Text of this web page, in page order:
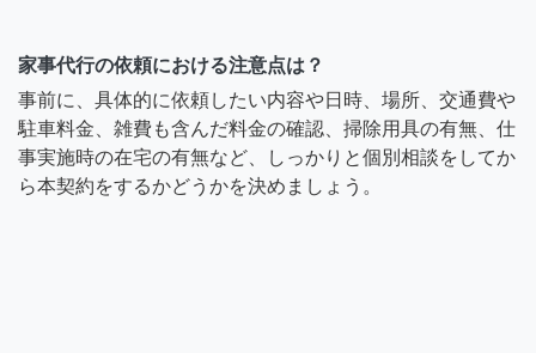
家事代行の依頼における注意点は？
事前に、具体的に依頼したい内容や日時、場所、交通費や
駐車料金、雑費も含んだ料金の確認、掃除用具の有無、仕
事実施時の在宅の有無など、しっかりと個別相談をしてか
ら本契約をするかどうかを決めましょう。